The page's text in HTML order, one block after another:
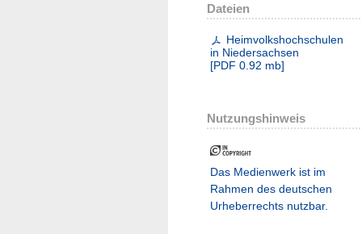
Dateien
Heimvolkshochschulen
in Niedersachsen
[PDF 0.92 mb]
Nutzungshinweis
Das Medienwerk ist im
Rahmen des deutschen
Urheberrechts nutzbar.